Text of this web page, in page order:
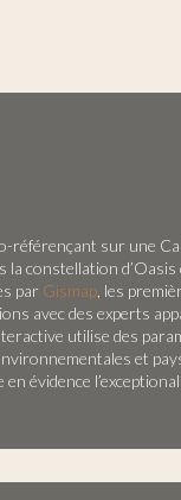
référençant sur une
constellation
par Gismap , les
avec des experts
utilise des
et
évidence